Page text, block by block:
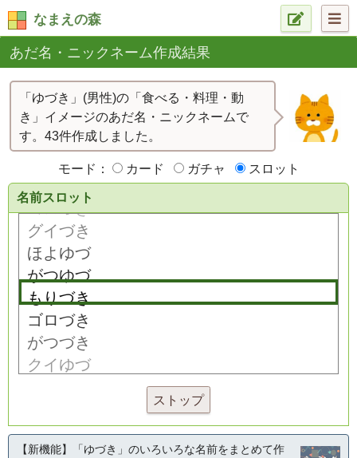
なまえの森
あだ名・ニックネーム作成結果
「ゆづき」(男性)の「食べる・料理・動
き」イメージのあだ名・ニックネームで
す。43件作成しました。
モード： カード ガチャ スロット
名前スロット
ストップ
【新機能】「ゆづき」のいろいろな名前をまとめて作